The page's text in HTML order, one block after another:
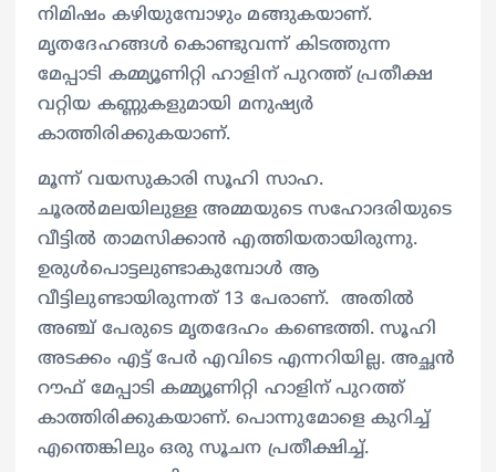
നിമിഷം കഴിയുമ്പോഴും മങ്ങുകയാണ്.
മൃതദേഹങ്ങൾ കൊണ്ടുവന്ന് കിടത്തുന്ന
മേപ്പാടി കമ്മ്യൂണിറ്റി ഹാളിന് പുറത്ത് പ്രതീക്ഷ
വറ്റിയ കണ്ണുകളുമായി മനുഷ്യർ
കാത്തിരിക്കുകയാണ്.
മൂന്ന് വയസുകാരി സൂഹി സാഹ.
ചൂരൽമലയിലുള്ള അമ്മയുടെ സഹോദരിയുടെ
വീട്ടിൽ താമസിക്കാൻ എത്തിയതായിരുന്നു.
ഉരുൾപൊട്ടലുണ്ടാകുമ്പോൾ ആ
വീട്ടിലുണ്ടായിരുന്നത് 13 പേരാണ്. അതിൽ
അഞ്ച് പേരുടെ മൃതദേഹം കണ്ടെത്തി. സൂഹി
അടക്കം എട്ട് പേർ എവിടെ എന്നറിയില്ല. അച്ഛൻ
റൗഫ് മേപ്പാടി കമ്മ്യൂണിറ്റി ഹാളിന് പുറത്ത്
കാത്തിരിക്കുകയാണ്. പൊന്നുമോളെ കുറിച്ച്
എന്തെങ്കിലും ഒരു സൂചന പ്രതീക്ഷിച്ച്.